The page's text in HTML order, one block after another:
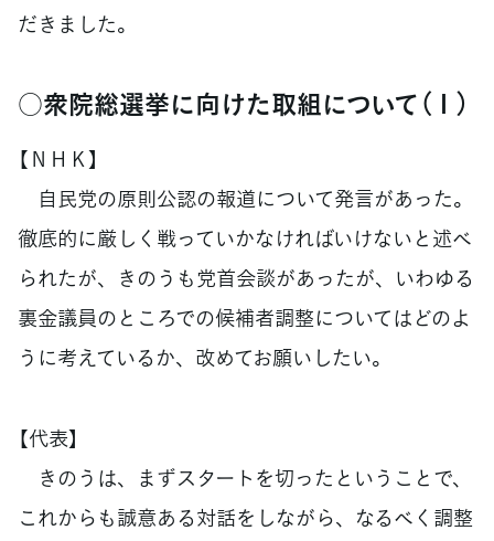
だきました。
○衆院総選挙に向けた取組について（１）
【ＮＨＫ】
自民党の原則公認の報道について発言があった。
徹底的に厳しく戦っていかなければいけないと述べ
られたが、きのうも党首会談があったが、いわゆる
裏金議員のところでの候補者調整についてはどのよ
うに考えているか、改めてお願いしたい。
【代表】
きのうは、まずスタートを切ったということで、
これからも誠意ある対話をしながら、なるべく調整